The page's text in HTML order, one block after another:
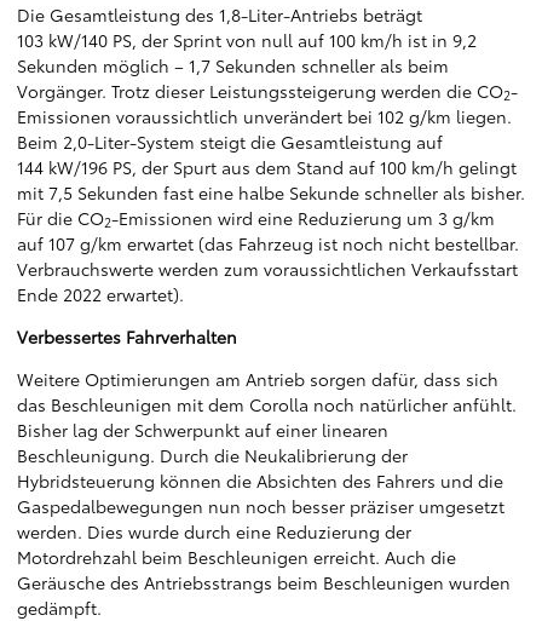
Die Gesamtleistung des 1,8-Liter-Antriebs beträgt
103 kW/140 PS, der Sprint von null auf 100 km/h ist in 9,2
Sekunden möglich – 1,7 Sekunden schneller als beim
Vorgänger. Trotz dieser Leistungssteigerung werden die CO2-
Emissionen voraussichtlich unverändert bei 102 g/km liegen.
Beim 2,0-Liter-System steigt die Gesamtleistung auf
144 kW/196 PS, der Spurt aus dem Stand auf 100 km/h gelingt
mit 7,5 Sekunden fast eine halbe Sekunde schneller als bisher.
Für die CO2-Emissionen wird eine Reduzierung um 3 g/km
auf 107 g/km erwartet (das Fahrzeug ist noch nicht bestellbar.
Verbrauchswerte werden zum voraussichtlichen Verkaufsstart
Ende 2022 erwartet).
Verbessertes Fahrverhalten
Weitere Optimierungen am Antrieb sorgen dafür, dass sich
das Beschleunigen mit dem Corolla noch natürlicher anfühlt.
Bisher lag der Schwerpunkt auf einer linearen
Beschleunigung. Durch die Neukalibrierung der
Hybridsteuerung können die Absichten des Fahrers und die
Gaspedalbewegungen nun noch besser präziser umgesetzt
werden. Dies wurde durch eine Reduzierung der
Motordrehzahl beim Beschleunigen erreicht. Auch die
Geräusche des Antriebsstrangs beim Beschleunigen wurden
gedämpft.